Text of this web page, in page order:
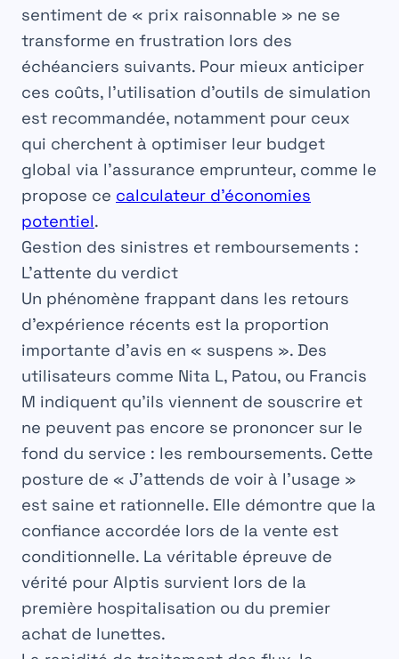
sentiment de « prix raisonnable » ne se
transforme en frustration lors des
échéanciers suivants. Pour mieux anticiper
ces coûts, l’utilisation d’outils de simulation
est recommandée, notamment pour ceux
qui cherchent à optimiser leur budget
global via l’assurance emprunteur, comme le
propose ce calculateur d’économies
potentiel.
Gestion des sinistres et remboursements :
L’attente du verdict
Un phénomène frappant dans les retours
d’expérience récents est la proportion
importante d’avis en « suspens ». Des
utilisateurs comme Nita L, Patou, ou Francis
M indiquent qu’ils viennent de souscrire et
ne peuvent pas encore se prononcer sur le
fond du service : les remboursements. Cette
posture de « J’attends de voir à l’usage »
est saine et rationnelle. Elle démontre que la
confiance accordée lors de la vente est
conditionnelle. La véritable épreuve de
vérité pour Alptis survient lors de la
première hospitalisation ou du premier
achat de lunettes.